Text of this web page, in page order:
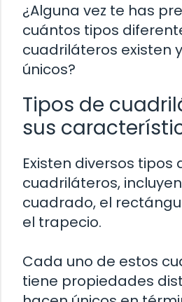
¿Alguna vez te has
cuántos tipos
cuadriláteros existen
únicos?
Tipos de
sus
Existen diversos tipos
cuadriláteros,
cuadrado, el
el trapecio.
Cada uno de estos
tiene propiedades